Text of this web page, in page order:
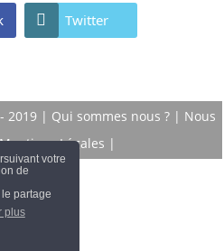
votre
de
partage
plus
 Twitter
2019 | Qui sommes nous ? | Nous
Mentions Légales |